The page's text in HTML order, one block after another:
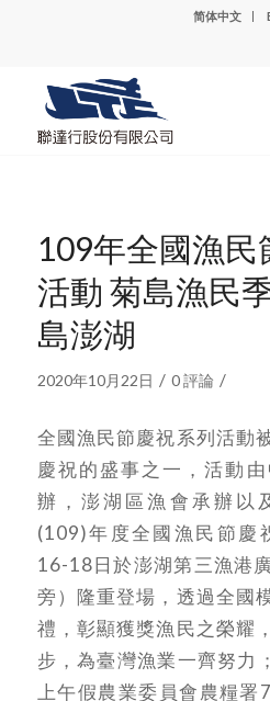
简体中文
109年全國漁民
活動 菊島漁民
島澎湖
2020年10月22日 / 0 評論 /
全國漁民節慶祝系列活動
慶祝的盛事之一，活動
辦，澎湖區漁會承辦以
(109)年度全國漁民節慶
16-18日於澎湖第三漁港
旁）隆重登場，透過全國
禮，彰顯獲獎漁民之榮耀
步，為臺灣漁業一齊努力
上午假農業委員會農糧